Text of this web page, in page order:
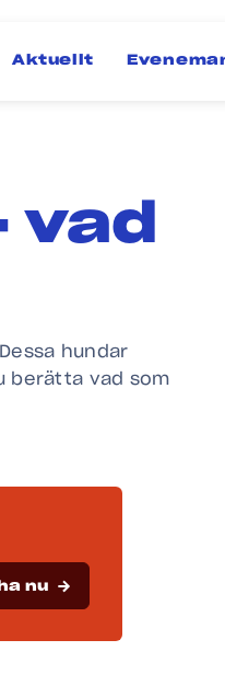
Aktuellt
vad
hundar
berätta vad som
nu